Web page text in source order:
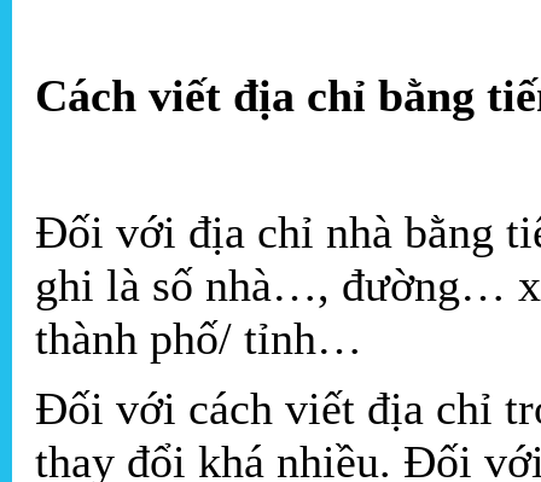
Cách viết địa chỉ bằng
Đối với địa chỉ nhà bằng
ghi là số nhà…, đường…
thành phố/ tỉnh…
Đối với cách viết địa chỉ
thay đổi khá nhiều. Đối